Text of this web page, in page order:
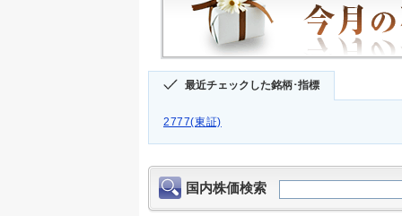
最近チェックした銘柄･指標
2777(東証)